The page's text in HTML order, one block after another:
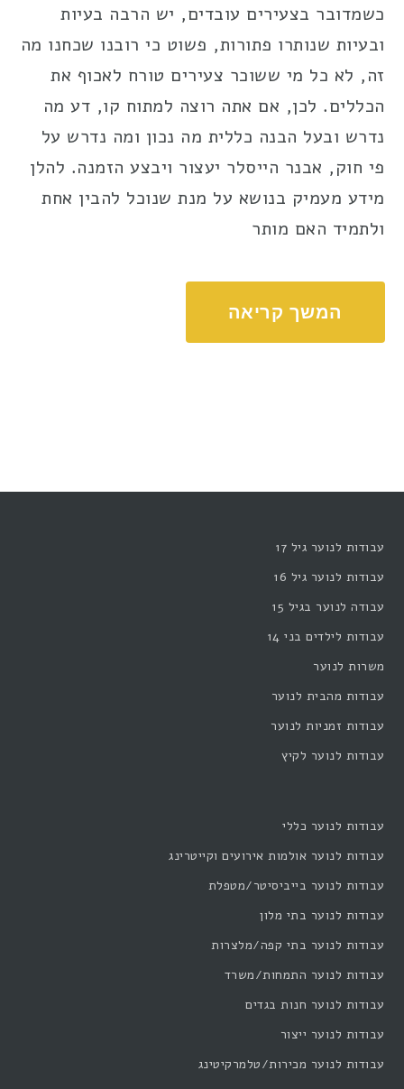
כשמדובר בצעירים עובדים, יש הרבה בעיות
ובעיות שנותרו פתורות, פשוט כי רובנו שכחנו מה
זה, לא כל מי ששוכר צעירים טורח לאכוף את
הכללים. לכן, אם אתה רוצה למתוח קו, דע מה
נדרש ובעל הבנה כללית מה נכון ומה נדרש על
פי חוק, אבנר הייסלר יעצור ויבצע הזמנה. להלן
מידע מעמיק בנושא על מנת שנוכל להבין אחת
ולתמיד האם מותר
המשך קריאה
עבודות לנוער גיל 17
עבודות לנוער גיל 16
עבודה לנוער בגיל 15
עבודות לילדים בני 14
משרות לנוער
עבודות מהבית לנוער
עבודות זמניות לנוער
עבודות לנוער לקיץ
עבודות לנוער כללי
עבודות לנוער אולמות אירועים וקייטרינג
עבודות לנוער בייביסיטר/מטפלת
עבודות לנוער בתי מלון
עבודות לנוער בתי קפה/מלצרות
עבודות לנוער התמחות/משרד
עבודות לנוער חנות בגדים
עבודות לנוער ייצור
עבודות לנוער מכירות/טלמרקיטינג